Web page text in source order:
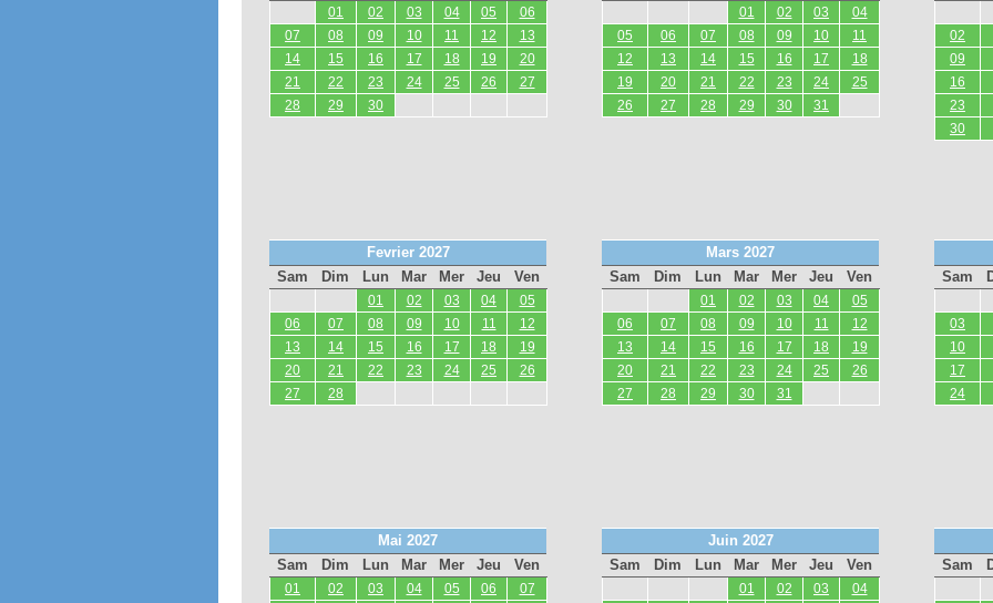
01 02 03 04 05
06
07
08 09 10 11 12
13
14
15 16 17 18 19
20
21
22 23 24 25 26
27
28
29 30
01 02 03
04
05
06 07 08 09 10
11
12
13 14 15 16 17
18
19
20 21 22 23 24
25
26
27 28 29 30 31
02
09
16
23
30
Fevrier 2027
Sam
Dim Lun Mar Mer Jeu Ven
01 02 03 04
05
06
07 08 09 10 11
12
13
14 15 16 17 18
19
20
21 22 23 24 25
26
27
28
Mars 2027
Sam
Dim Lun Mar Mer Jeu Ven
01 02 03 04
05
06
07 08 09 10 11
12
13
14 15 16 17 18
19
20
21 22 23 24 25
26
27
28 29 30 31
Sam
03
10
17
24
Mai 2027
Sam
Dim Lun Mar Mer Jeu Ven
01 02 03 04 05 06 07
Juin 2027
Sam
Dim Lun Mar Mer Jeu Ven
01 02 03 04
Sam